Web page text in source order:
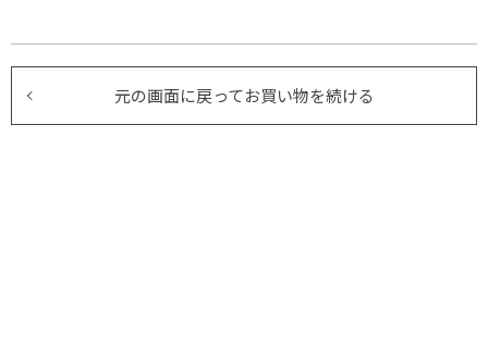
元の画面に戻ってお買い物を続ける